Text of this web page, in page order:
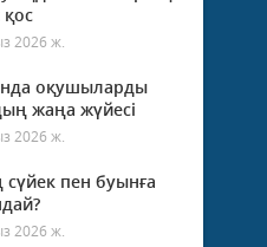
қос
2026 ж.
оқушыларды
жаңа жүйесі
2026 ж.
пен буынға
2026 ж.